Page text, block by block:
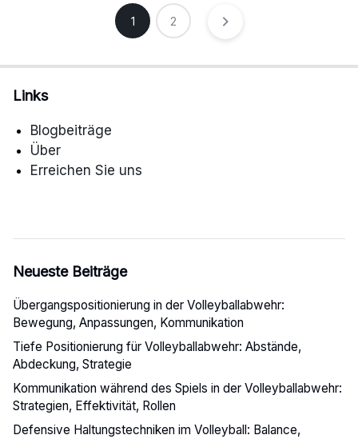
Posts
pagination
1 2
Links
Blogbeiträge
Über
Erreichen Sie uns
Neueste Beiträge
Übergangspositionierung in der Volleyballabwehr:
Bewegung, Anpassungen, Kommunikation
Tiefe Positionierung für Volleyballabwehr: Abstände,
Abdeckung, Strategie
Kommunikation während des Spiels in der Volleyballabwehr:
Strategien, Effektivität, Rollen
Defensive Haltungstechniken im Volleyball: Balance,